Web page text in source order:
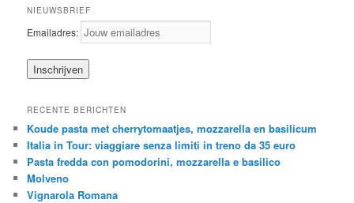
NIEUWSBRIEF
Emailadres:
RECENTE BERICHTEN
Koude pasta met cherrytomaatjes, mozzarella en basilicum
Italia in Tour: viaggiare senza limiti in treno da 35 euro
Pasta fredda con pomodorini, mozzarella e basilico
Molveno
Vignarola Romana